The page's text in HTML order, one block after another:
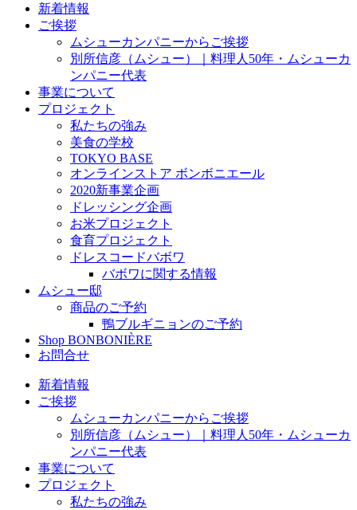
新着情報
ご挨拶
ムシューカンパニーからご挨拶
別所信彦（ムシュー）｜料理人50年・ムシューカ
ンパニー代表
事業について
プロジェクト
私たちの強み
美食の学校
TOKYO BASE
オンラインストア ボンボニエール
2020新事業企画
ドレッシング企画
お米プロジェクト
食育プロジェクト
ドレスコードバボワ
バボワに関する情報
ムシュー邸
商品のご予約
鴨ブルギニョンのご予約
Shop BONBONIÈRE
お問合せ
新着情報
ご挨拶
ムシューカンパニーからご挨拶
別所信彦（ムシュー）｜料理人50年・ムシューカ
ンパニー代表
事業について
プロジェクト
私たちの強み